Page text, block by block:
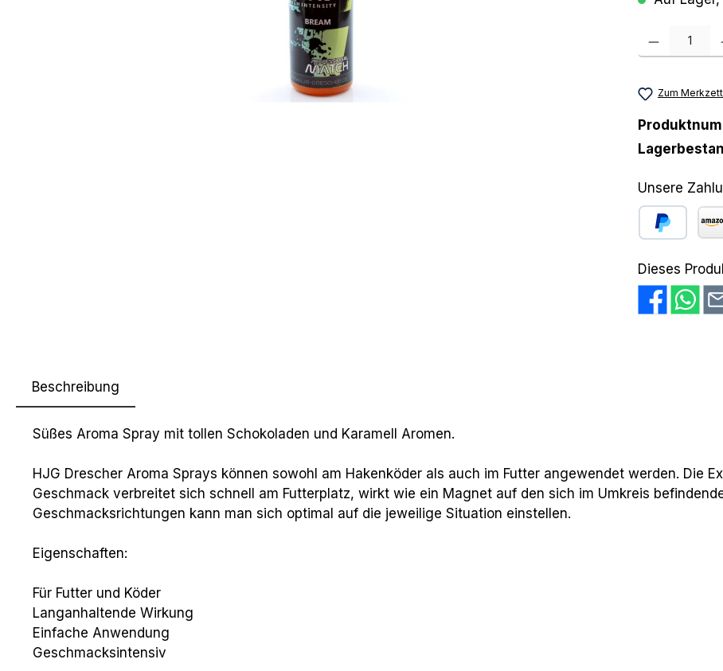
Produkt
Zum
Unsere
Dieses
Beschreibung
Süßes Aroma Spray mit tollen Schokoladen und Karamell Aromen.
HJG Drescher Aroma Sprays können sowohl am Hakenköder als auch im Futter angewendet werden. Die
Geschmack verbreitet sich schnell am Futterplatz, wirkt wie ein Magnet auf den sich im Umkreis
Geschmacksrichtungen kann man sich optimal auf die jeweilige Situation einstellen.
Eigenschaften:
Für Futter und Köder
Langanhaltende Wirkung
Einfache Anwendung
Geschmacksintensiv